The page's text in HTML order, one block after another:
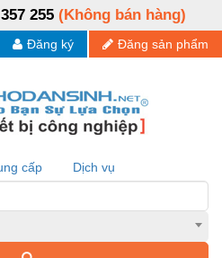
255 (Không bán hàng)
Đăng sản phẩm
Đăng ký
cấp Dịch vụ